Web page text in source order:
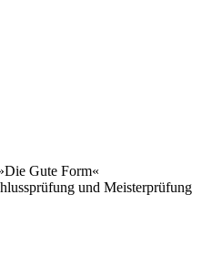
Gute Form«
und Meisterprüfung